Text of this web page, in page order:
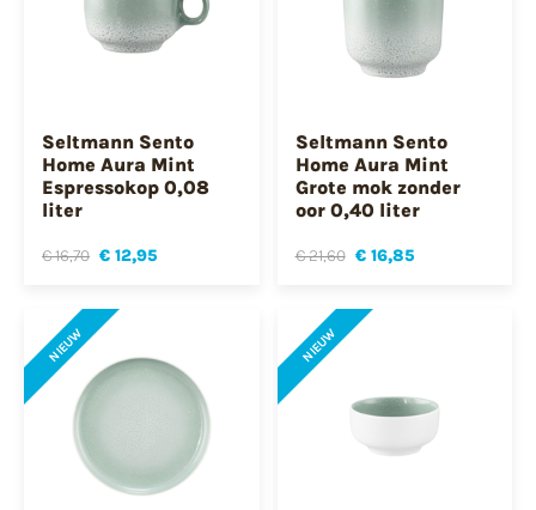
Seltmann Sento
Home Aura Mint
Espressokop 0,08
liter
€ 16,70 € 12,95
Seltmann Sento
Home Aura Mint
Grote mok zonder
oor 0,40 liter
€ 21,60 € 16,85
NIEUW NIEUW